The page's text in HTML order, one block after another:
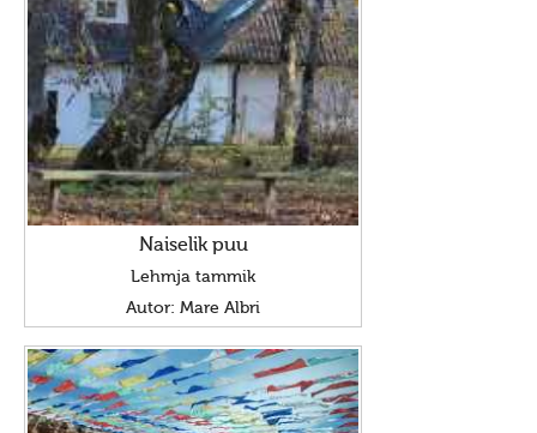
Hiite kuvavõistlus 2013
Hiite kuvavõistlus 2013 lisa
Hiite kuvavõistlus 2012
Hiite kuvavõistlus 2012 lisa
Hiite kuvavõistlus 2011
Hiite kuvavõistlus 2010
Hiite kuvavõistlus 2009
Hiite kuvavõistlus 2008
Kuvad
Maardu hiis
Naiselik puu
Lehmja tammik
Autor: Mare Albri